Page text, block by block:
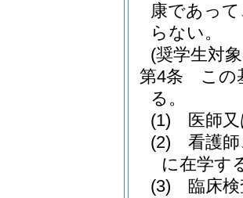
康であっ
らない。
(奨学生対
第4条
この
る。
(1)
医師
(2)
看護
に在学す
(3)
臨床